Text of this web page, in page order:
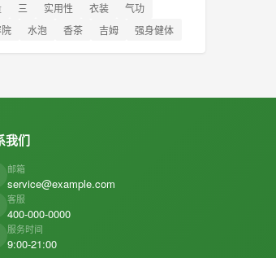
三 实用性 衣装
气功
水泡 香茶 吉姆 强身健体
我们
邮箱
service@example.com
客服
400-000-0000
服务时间
9:00-21:00